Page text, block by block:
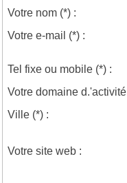
Votre nom (*) :
Votre e-mail (*) :
Tel fixe ou mobile (*) :
Votre domaine d.'activité
Ville (*) :
Votre site web :